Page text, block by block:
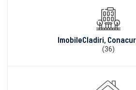
ImobileCladiri,
(36)